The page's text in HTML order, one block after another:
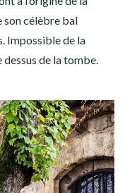
son célèbre bal
Impossible de la
de la tombe.